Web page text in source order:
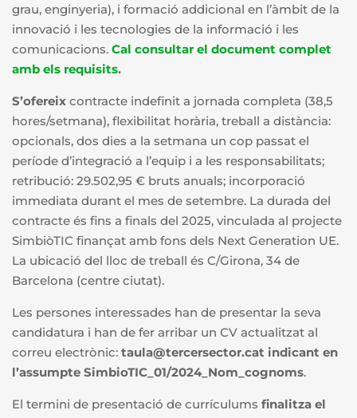
grau, enginyeria), i formació addicional en l’àmbit de la
innovació i les tecnologies de la informació i les
comunicacions. Cal consultar el document complet
amb els requisits.
S’ofereix contracte indefinit a jornada completa (38,5
hores/setmana), flexibilitat horària, treball a distància:
opcionals, dos dies a la setmana un cop passat el
període d’integració a l’equip i a les responsabilitats;
retribució: 29.502,95 € bruts anuals; incorporació
immediata durant el mes de setembre. La durada del
contracte és fins a finals del 2025, vinculada al projecte
SimbiòTIC finançat amb fons dels Next Generation UE.
La ubicació del lloc de treball és C/Girona, 34 de
Barcelona (centre ciutat).
Les persones interessades han de presentar la seva
candidatura i han de fer arribar un CV actualitzat al
correu electrònic: taula@tercersector.cat indicant en
l’assumpte SimbioTIC_01/2024_Nom_cognoms.
El termini de presentació de currículums finalitza el